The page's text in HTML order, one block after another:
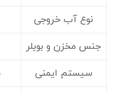
نوع آب خروجی
جنس مخزن و بویلر
سیستم ایمنی